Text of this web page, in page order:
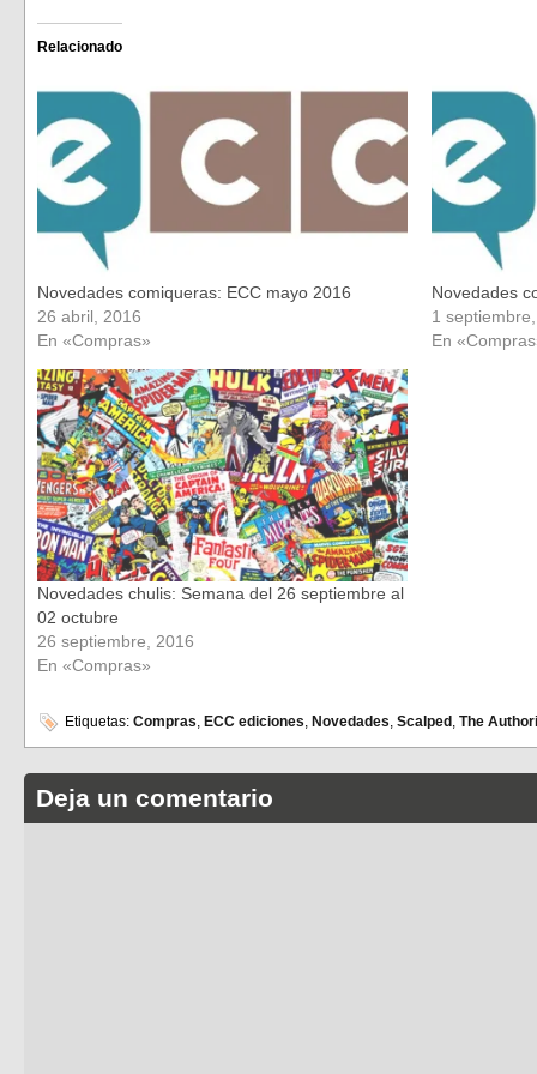
Facebook
(Se
abre
una
ventana
nueva)
una
ventana
nueva)
Relacionado
Novedades comiqueras: ECC mayo 2016
26 abril, 2016
En «Compras»
Novedades
1
En
Novedades chulis: Semana del 26 septiembre al
02 octubre
26 septiembre, 2016
En «Compras»
Etiquetas: Compras, ECC ediciones, Novedades, Scalped , The
Deja un comentario